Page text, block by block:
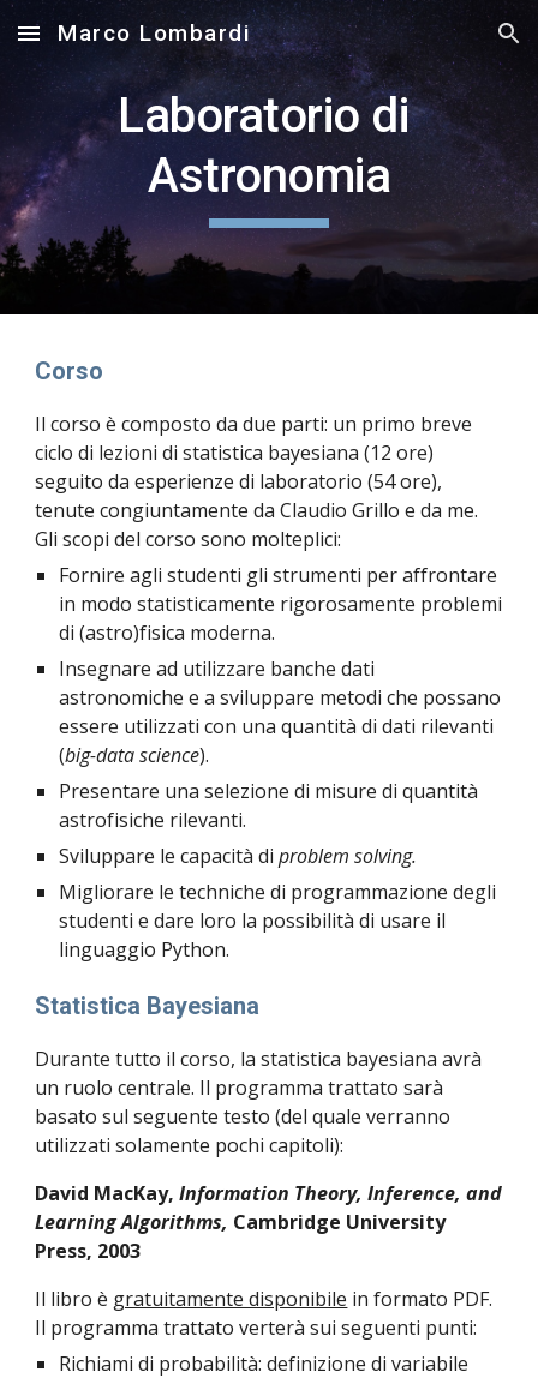
Skip to main content Skip to navigation
Marco Lombardi
Laboratorio di
Astronomia
Corso
Il corso è composto da due parti: un primo breve
ciclo di lezioni di statistica bayesiana (12 ore)
seguito da esperienze di laboratorio (54 ore),
tenute congiuntamente da Claudio Grillo e da me.
Gli scopi del corso sono molteplici:
Fornire agli studenti gli strumenti per affrontare
in modo statisticamente rigorosamente problemi
di (astro)fisica moderna.
Insegnare ad utilizzare banche dati
astronomiche e a sviluppare metodi che possano
essere utilizzati con una quantità di dati rilevanti
(big-data science).
Presentare una selezione di misure di quantità
astrofisiche rilevanti.
Sviluppare le capacità di problem solving.
Migliorare le techniche di programmazione degli
studenti e dare loro la possibilità di usare il
linguaggio Python.
Statistica Bayesiana
Durante tutto il corso, la statistica bayesiana avrà
un ruolo centrale. Il programma trattato sarà
basato sul seguente testo (del quale verranno
utilizzati solamente pochi capitoli):
David MacKay, Information Theory, Inference, and
Learning Algorithms, Cambridge University
Press, 2003
Il libro è gratuitamente disponibile in formato PDF.
Il programma trattato verterà sui seguenti punti:
Richiami di probabilità: definizione di variabile